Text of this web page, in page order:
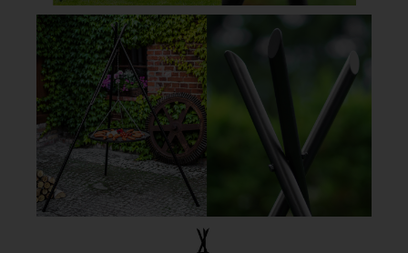
Vår serie inneholder ikke bare tilbehør for kreativ
matlaging, du finner også praktiske trehyller som også
fungerer som fine interiørdetaljer i stuen din.
FORDELER MED VÅRE
BÅLPANNER
› Høy kvalitet og stabil konstruksjon av tykt stål
› Håndlaget i Europa
› Praktiske og portable
› Kombinere med grillrist, grillplate og lokk for retter
utendørs